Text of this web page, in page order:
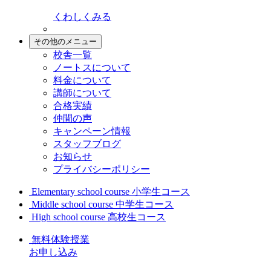
くわしくみる
その他のメニュー
校舎一覧
ノートスについて
料金について
講師について
合格実績
仲間の声
キャンペーン情報
スタッフブログ
お知らせ
プライバシーポリシー
Elementary school course 小学生コース
Middle school course 中学生コース
High school course 高校生コース
無料体験授業
お申し込み